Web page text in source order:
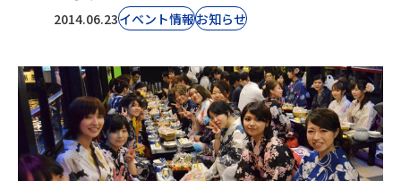
2014.06.23イベント情報お知らせ